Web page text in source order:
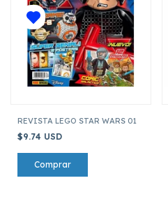
REVISTA LEGO STAR WARS 01
$9.74 USD